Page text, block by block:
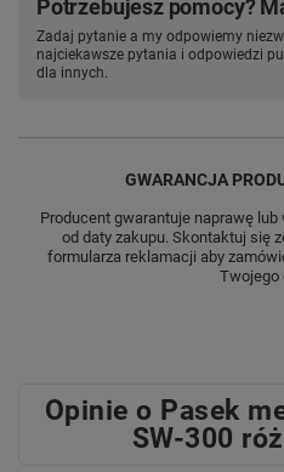
Potrzebujesz pomocy?
Zadaj pytanie a my odpowiemy
najciekawsze pytania i odpowiedzi
dla innych.
GWARANCJA
Producent gwarantuje naprawę
od daty zakupu. Skontaktuj się
formularza reklamacji aby
Twojego
Opinie o Pasek
SW-300